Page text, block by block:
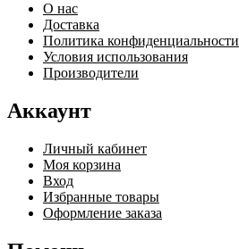
О нас
Доставка
Политика конфиденциальности
Условия использования
Производители
Аккаунт
Личный кабинет
Моя корзина
Вход
Избранные товары
Оформление заказа